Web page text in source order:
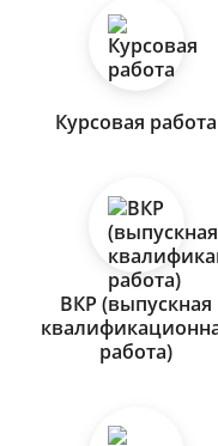
Курсовая работа
ВКР (выпускная
работа)